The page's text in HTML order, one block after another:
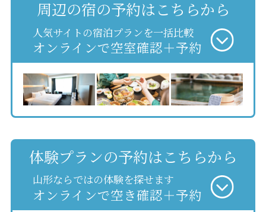
周辺の宿の予約はこちらから
人気サイトの宿泊プランを一括比較
オンラインで空室確認＋予約
体験プランの予約はこちらから
山形ならではの体験を探せます
オンラインで空き確認＋予約